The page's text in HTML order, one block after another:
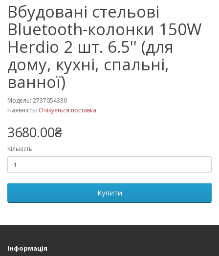
Вбудовані стельові
Bluetooth-колонки 150W
Herdio 2 шт. 6.5'' (для
дому, кухні, спальні,
ванної)
Модель: 2737054330
Наявність: Очікується поставка
3680.00₴
Кількість
Купити
Інформація